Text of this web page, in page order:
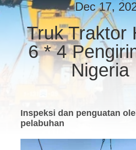
KUALITAS
HUBUNGI
KAMI
PERMINTAAN
SITEMAP
Dec 17,
Truk Traktor
6 * 4
Nigeria
Inspeksi dan penguatan
pelabuhan